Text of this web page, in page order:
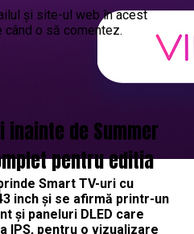
Smart TV-uri cu
inch și se afirmă printr-un
și paneluri DLED care
IPS, pentru o vizualizare
și site-ul web în acest
când o să comentez.
de Summer
pentru editia